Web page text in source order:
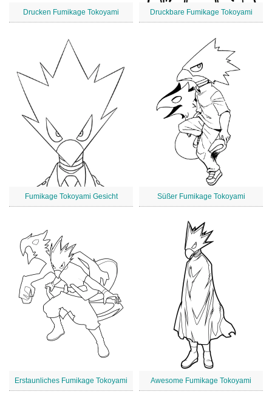
Drucken Fumikage Tokoyami Druckbare Fumikage Tokoyami
Fumikage Tokoyami Gesicht Süßer Fumikage Tokoyami
Erstaunliches Fumikage Tokoyami Awesome Fumikage Tokoyami